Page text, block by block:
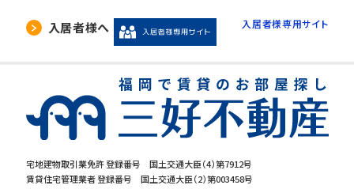
宅地建物取引業免許 登録番号 国土交通大臣（4）第7912号
賃貸住宅管理業者 登録番号 国土交通大臣（2）第003458号
入居者様へ 入居者様専用サイト